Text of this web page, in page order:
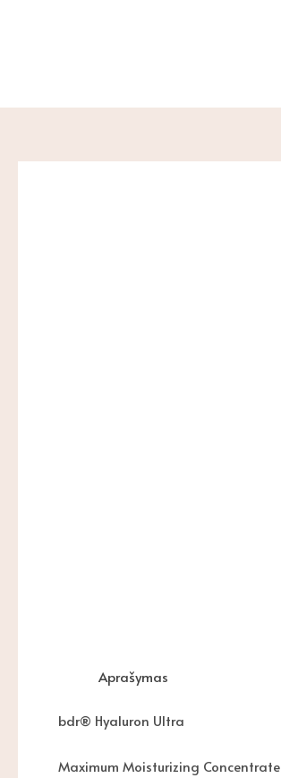
Aprašymas
bdr® Hyaluron Ultra
Maximum Moisturizing Concentrate